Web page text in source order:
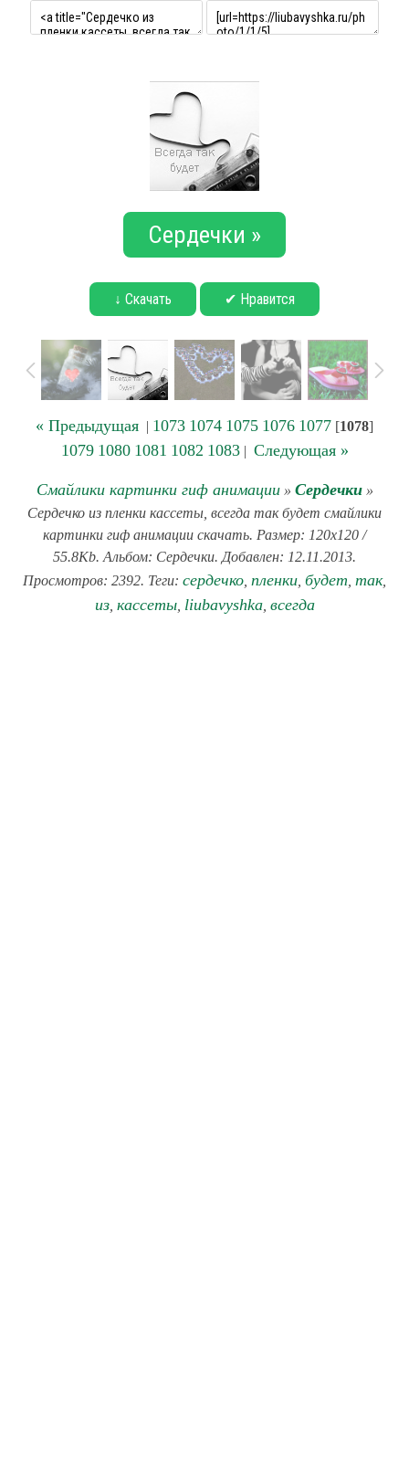
Сердечки »
↓ Скачать ✔ Нравится
« Предыдущая | 1073 1074 1075 1076 1077 [1078]
1079 1080 1081 1082 1083| Следующая »
Смайлики картинки гиф анимации» Сердечки»
Сердечко из пленки кассеты, всегда так будет смайлики
картинки гиф анимации скачать. Размер: 120x120 /
55.8Kb. Альбом: Сердечки. Добавлен: 12.11.2013.
Просмотров: 2392. Теги: сердечко пленки будет так,
из, кассеты, liubavyshka, всегда